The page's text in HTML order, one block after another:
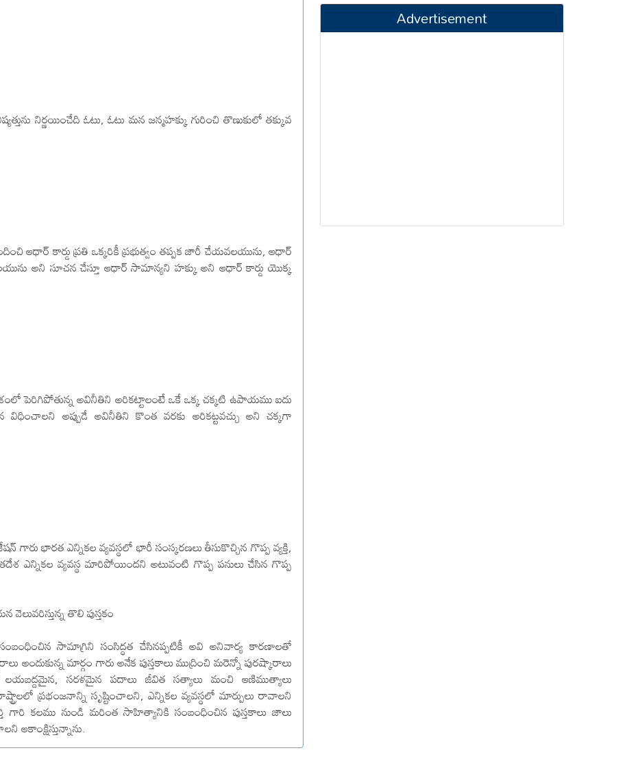
నిర్ణయించేది ఓటు, ఓటు మన జన్మహక్కు గురించి తొణుకులో తక్కువ
ఆధార్ కార్డు ప్రతి ఒక్కరికీ ప్రభుత్వం తప్పక జారీ చేయవలయును, ఆధార్
అని సూచన చేస్తూ ఆధార్ సామాన్యని హక్కు ‌అని ఆధార్ కార్డు యొక్క
పెరిగిపోతున్న అవినీతిని అరికట్టాలంటే ఒకే ఒక్క చక్కటి ఉపాయము ఐదు
అప్పుడే అవినీతిని కొంత వరకు అరికట్టవచ్చు అని చక్కగా
గారు భారత ఎన్నికల వ్యవస్థలో భారీ సంస్కరణలు తీసుకొచ్చిన గొప్ప వ్యక్తి,
ఎన్నికల వ్యవస్థ మారిపోయిందని అటువంటి గొప్ప పనులు చేసిన గొప్ప
తొలి పుస్తకం
సంబంధించిన సామాగ్రిని సంసిద్ధత చేసినప్పటికీ అవి అనివార్య కారణాలతో
అందుకున్న మార్గం గారు అనేక పుస్తకాలు ముద్రించి మరెన్నో పురష్కారాలు
సరళమైన పదాలు జీవిత సత్యాలు మంచి ఆణిముత్యాలు
ప్రభంజనాన్ని సృష్టించాలని, ఎన్నికల వ్యవస్థలో మార్పులు రావాలని
గారి కలము నుండి మరింత సాహిత్యానికి సంబంధించిన పుస్తకాలు జాలు
ఆకాంక్షిస్తున్నాను.
Advertisement